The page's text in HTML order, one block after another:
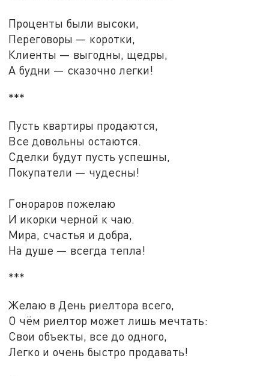
Проценты были высоки,
Переговоры — коротки,
Клиенты — выгодны, щедры,
А будни — сказочно легки!
***
Пусть квартиры продаются,
Все довольны остаются.
Сделки будут пусть успешны,
Покупатели — чудесны!
Гонораров пожелаю
И икорки черной к чаю.
Мира, счастья и добра,
На душе — всегда тепла!
***
Желаю в День риелтора всего,
О чём риелтор может лишь мечтать:
Свои объекты, все до одного,
Легко и очень быстро продавать!